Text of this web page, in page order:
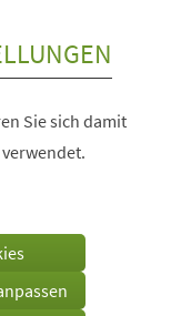
Sie sich damit